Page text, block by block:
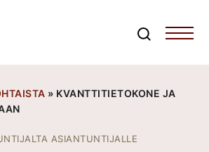
» KVANTTITIETOKONE JA
ASIANTUNTIJALLE